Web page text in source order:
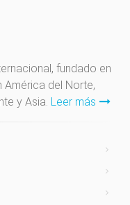
fundado en
América del Norte,
y Asia. Leer más